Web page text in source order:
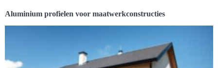
Aluminium profielen voor maatwerkconstructies